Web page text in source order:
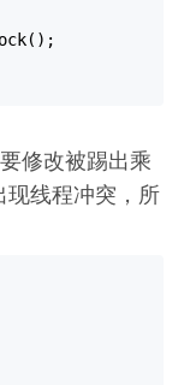
修改被踢出乘
现线程冲突，所